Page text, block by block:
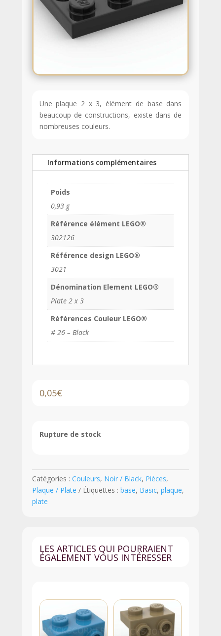
Une plaque 2 x 3, élément de base dans
beaucoup de constructions, existe dans de
nombreuses couleurs.
Informations complémentaires
Poids
0,93 g
Référence élément LEGO®
302126
Référence design LEGO®
3021
Dénomination Element LEGO®
Plate 2 x 3
Références Couleur LEGO®
# 26 – Black
0,05€
Rupture de stock
Catégories : Couleurs, Noir / Black, Pièces,
Plaque / Plate
Étiquettes : base, Basic, plaque,
plate
LES ARTICLES QUI POURRAIENT
ÉGALEMENT VOUS INTÉRESSER